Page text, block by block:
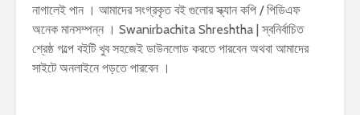
নাগালেই পান । আমাদের সংগ্রকৃত বই গুলোর স্ক্যান কপি / পিডিএফ
অনেক মানসম্পন্ন । Swanirbachita Shreshtha | স্বনির্বাচিত
শ্রেষ্ঠ গল্পে বইটি খুব সহজেই ডাউনলোড করতে পারবেন অথবা আমাদের
সাইটে অনলাইনে পড়তে পারবেন ।